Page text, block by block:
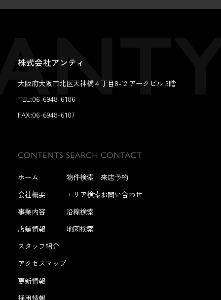
株式会社アンティ
大阪府大阪市北区天神橋４丁目8-12 アークビル 3階
TEL:06-6948-6106
FAX:06-6948-6107
ホーム
会社概要
事業内容
店舗情報
スタッフ紹介
アクセスマップ
更新情報
採用情報
物件検索
エリア検索
沿線検索
地図検索
来店予約
お問い合わせ